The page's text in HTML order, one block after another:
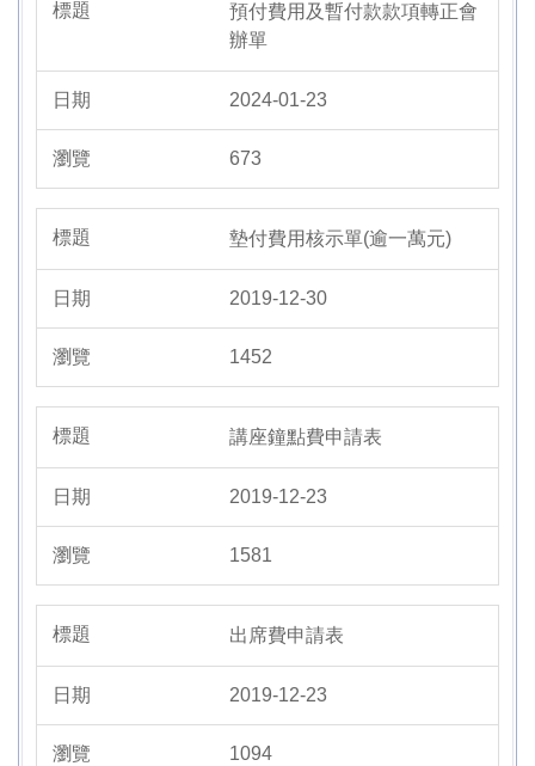
預付費用及暫付款款項轉正會
辦單
2024-01-23
673
墊付費用核示單(逾一萬元)
2019-12-30
1452
講座鐘點費申請表
2019-12-23
1581
出席費申請表
2019-12-23
1094